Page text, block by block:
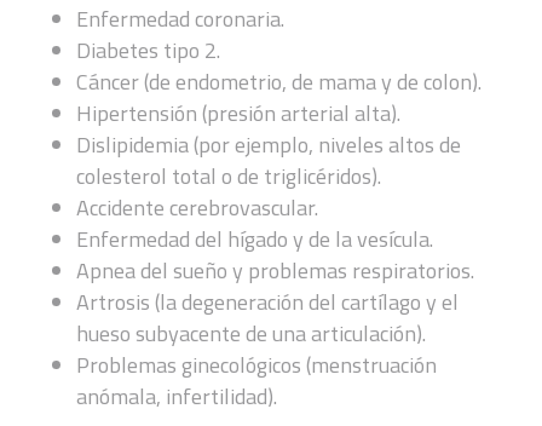
Enfermedad coronaria.
Diabetes tipo 2.
Cáncer (de endometrio, de mama y de colon).
Hipertensión (presión arterial alta).
Dislipidemia (por ejemplo, niveles altos de
colesterol total o de triglicéridos).
Accidente cerebrovascular.
Enfermedad del hígado y de la vesícula.
Apnea del sueño y problemas respiratorios.
Artrosis (la degeneración del cartílago y el
hueso subyacente de una articulación).
Problemas ginecológicos (menstruación
anómala, infertilidad).